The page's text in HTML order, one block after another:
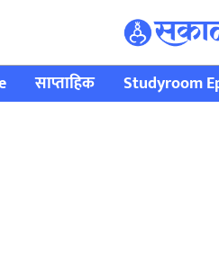
साप्ताहिक Studyroom